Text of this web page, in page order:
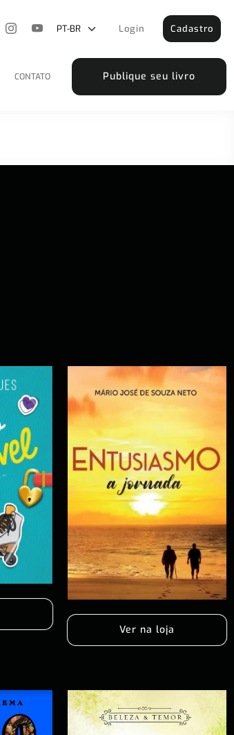
CONTATO Publique seu livro
Login Cadastro
Ver na loja